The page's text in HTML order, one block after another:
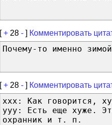
[+ 28 - ] Комментировать
Почему-то именно
[+ 28 - ] Комментировать
xxx: Как говорится,
yyy: Есть еще хуже.
охранник и т. п.